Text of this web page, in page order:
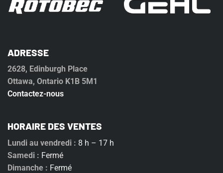
ADRESSE
2628, Edinburgh Place
Ottawa, Ontario K1B 5M1
Contactez-nous
HORAIRE DES VENTES
Lundi au vendredi : 8 h – 17 h
Samedi : Fermé
Dimanche : Fermé